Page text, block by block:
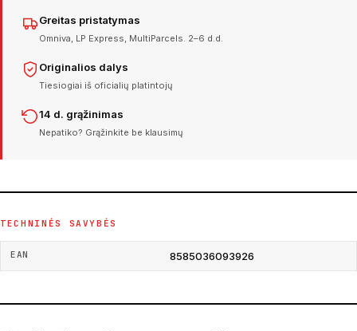
Greitas pristatymas
Omniva, LP Express, MultiParcels. 2–6 d.d.
Originalios dalys
Tiesiogiai iš oficialių platintojų
14 d. grąžinimas
Nepatiko? Grąžinkite be klausimų
TECHNINĖS SAVYBĖS
EAN 8585036093926